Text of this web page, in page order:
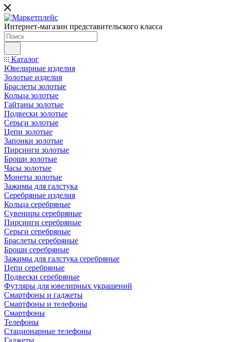
Интернет-магазин представительского класса
Каталог
Ювелирные изделия
Золотые изделия
Браслеты золотые
Кольца золотые
Гайтаны золотые
Подвески золотые
Серьги золотые
Цепи золотые
Запонки золотые
Пирсинги золотые
Броши золотые
Часы золотые
Монеты золотые
Зажимы для галстука
Серебряные изделия
Кольца серебряные
Сувениры серебряные
Пирсинги серебряные
Серьги серебряные
Браслеты серебряные
Броши серебряные
Зажимы для галстука серебряные
Цепи серебряные
Подвески серебряные
Футляры для ювелирных украшений
Смартфоны и гаджеты
Смартфоны и телефоны
Смартфоны
Телефоны
Стационарные телефоны
Гаджеты